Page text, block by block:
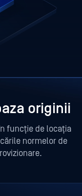
originii
funcție de locația
normelor de